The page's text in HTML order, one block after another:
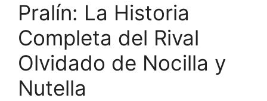
Pralín: La Historia
Completa del Rival
Olvidado de Nocilla y
Nutella